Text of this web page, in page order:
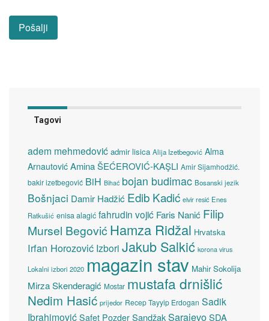
Tagovi
adem mehmedović admir lisica Alija Izetbegović Alma
Arnautović Amina ŠEĆEROVIĆ-KAŞLI Amir Sijamhodžić.
bakir izetbegović BiH Bihać bojan budimac Bosanski jezik
Bošnjaci Damir Hadžić Edib Kadić elvir resić Enes
Ratkušić enisa alagić fahrudin vojić Faris Nanić Filip
Mursel Begović Hamza Ridžal Hrvatska
Irfan Horozović Izbori Jakub Salkić korona virus
Lokalni izbori 2020 magazin stav Mahir Sokolija
Mirza Skenderagić Mostar mustafa drnišlić
Nedim Hasić prijedor Recep Tayyip Erdogan Sadik
Ibrahimović Safet Pozder SandžakSarajevoSDA